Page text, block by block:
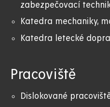
zabezpečovací
Katedra mechaniky,
Katedra letecké
Pracoviště
Dislokované